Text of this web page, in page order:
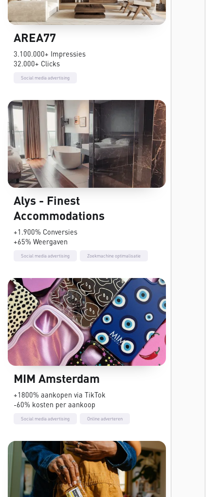
AREA77
3.100.000+ Impressies
32.000+ Clicks
Social media advertising
Alys - Finest
Accommodations
+1.900% Conversies
+65% Weergaven
Social media advertising Zoekmachine optimalisatie
MIM Amsterdam
+1800% aankopen via TikTok
-60% kosten per aankoop
Social media advertising Online adverteren